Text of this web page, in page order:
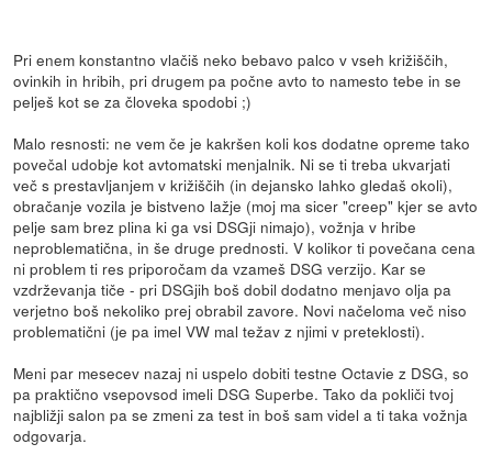
Pri enem konstantno vlačiš neko bebavo palco v vseh križiščih,
ovinkih in hribih, pri drugem pa počne avto to namesto tebe in se
pelješ kot se za človeka spodobi ;)
Malo resnosti: ne vem če je kakršen koli kos dodatne opreme tako
povečal udobje kot avtomatski menjalnik. Ni se ti treba ukvarjati
več s prestavljanjem v križiščih (in dejansko lahko gledaš okoli),
obračanje vozila je bistveno lažje (moj ma sicer "creep" kjer se avto
pelje sam brez plina ki ga vsi DSGji nimajo), vožnja v hribe
neproblematična, in še druge prednosti. V kolikor ti povečana cena
ni problem ti res priporočam da vzameš DSG verzijo. Kar se
vzdrževanja tiče - pri DSGjih boš dobil dodatno menjavo olja pa
verjetno boš nekoliko prej obrabil zavore. Novi načeloma več niso
problematični (je pa imel VW mal težav z njimi v preteklosti).
Meni par mesecev nazaj ni uspelo dobiti testne Octavie z DSG, so
pa praktično vsepovsod imeli DSG Superbe. Tako da pokliči tvoj
najbližji salon pa se zmeni za test in boš sam videl a ti taka vožnja
odgovarja.